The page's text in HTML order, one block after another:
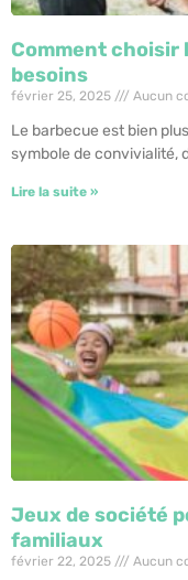
Comment choisir
besoins
février 25, 2025 Aucun
Le barbecue est bien
symbole de convivialité,
Lire la suite »
Jeux de société
familiaux
février 22, 2025 Aucun